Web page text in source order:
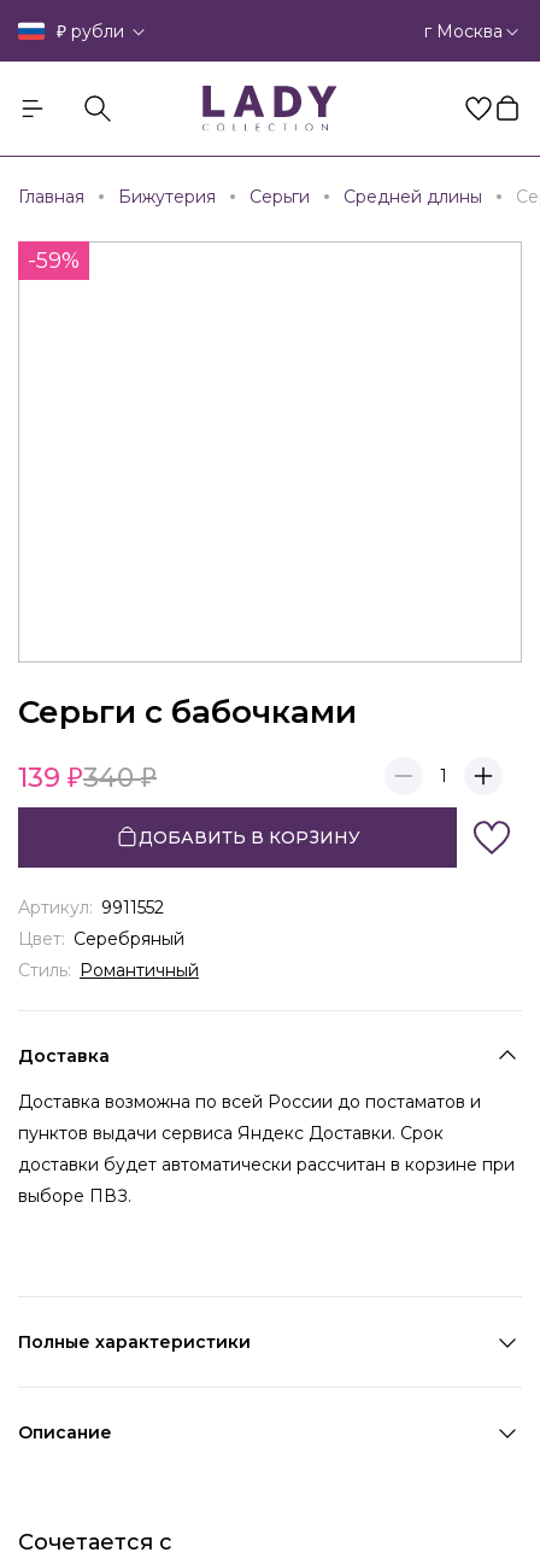
₽ рубли г Москва
Главная Бижутерия Серьги Средней длины
-59%
Серьги с бабочками
139 340 1
ДОБАВИТЬ В КОРЗИНУ
Артикул: 9911552
Цвет: Серебряный
Стиль: Романтичный
Доставка
Доставка возможна по всей России до постаматов и
пунктов выдачи сервиса Яндекс Доставки. Срок
доставки будет автоматически рассчитан в корзине при
выборе ПВЗ.
Полные характеристики
Ширина 1:1 см
Описание
образ! Удобная застежка-конго плотно держится на ухе
Сочетается с